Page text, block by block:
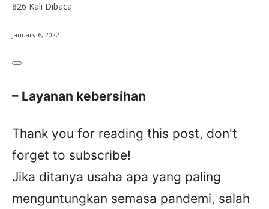
826 Kali Dibaca
January 6, 2022
– Layanan kebersihan
Thank you for reading this post, don't
forget to subscribe!
Jika ditanya usaha apa yang paling
menguntungkan semasa pandemi, salah